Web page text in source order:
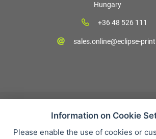
Hungary
+36 48 526 111
sales.online@eclipse-
Vásárlási feltételek
Information on Cookie
Please enable the use of cookies or